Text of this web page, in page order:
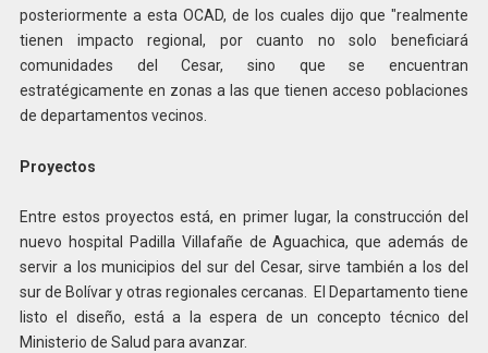
posteriormente a esta OCAD, de los cuales dijo que "realmente
tienen impacto regional, por cuanto no solo beneficiará
comunidades del Cesar, sino que se encuentran
estratégicamente en zonas a las que tienen acceso poblaciones
de departamentos vecinos.
Proyectos
Entre estos proyectos está, en primer lugar, la construcción del
nuevo hospital Padilla Villafañe de Aguachica, que además de
servir a los municipios del sur del Cesar, sirve también a los del
sur de Bolívar y otras regionales cercanas. El Departamento tiene
listo el diseño, está a la espera de un concepto técnico del
Ministerio de Salud para avanzar.